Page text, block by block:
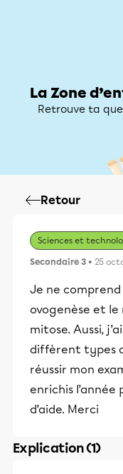
La Zone
Retrouve ta
Retour
Sciences et
Secondaire 3 • 25
Je ne
ovogenèse et
mitose. Aussi,
diffèrent types
réussir mon
enrichis l’année
d’aide. Merci
Explication (1)